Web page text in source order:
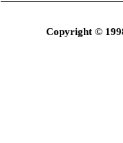
Copyright ©